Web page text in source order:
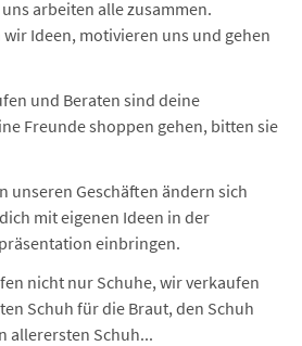
arbeiten alle zusammen.
Ideen, motivieren uns und gehen
und Beraten sind deine
Freunde shoppen gehen, bitten sie
unseren Geschäften ändern sich
mit eigenen Ideen in der
einbringen.
nicht nur Schuhe, wir verkaufen
Schuh für die Braut, den Schuh
allerersten Schuh...